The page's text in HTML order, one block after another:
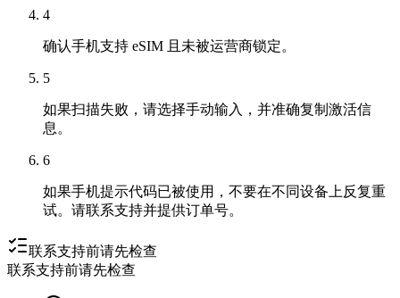
4
确认手机支持 eSIM 且未被运营商锁定。
5
如果扫描失败，请选择手动输入，并准确复制激活信
息。
6
如果手机提示代码已被使用，不要在不同设备上反复重
试。请联系支持并提供订单号。
联系支持前请先检查
联系支持前请先检查